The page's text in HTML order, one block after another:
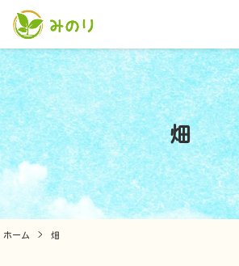
畑
ホーム > 畑